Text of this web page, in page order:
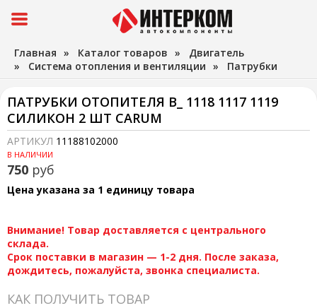
Главная » Каталог товаров » Двигатель
» Система отопления и вентиляции » Патрубки
ПАТРУБКИ ОТОПИТЕЛЯ В_ 1118 1117 1119
СИЛИКОН 2 ШТ CARUM
АРТИКУЛ 11188102000
В НАЛИЧИИ
750 руб
Цена указана за 1 единицу товара
Внимание! Товар доставляется с центрального
склада.
Срок поставки в магазин — 1-2 дня. После заказа,
дождитесь, пожалуйста, звонка специалиста.
КАК ПОЛУЧИТЬ ТОВАР